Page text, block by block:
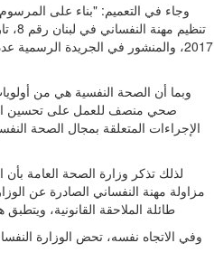
صحي منصف للعمل على تحسين
الإجراءات المتعلقة بمجال الصحة
مزاولة مهنة النفساني الصادرة عن
طائلة الملاحقة القانونية،
وفي الاتجاه نفسه، تحض الوزارة